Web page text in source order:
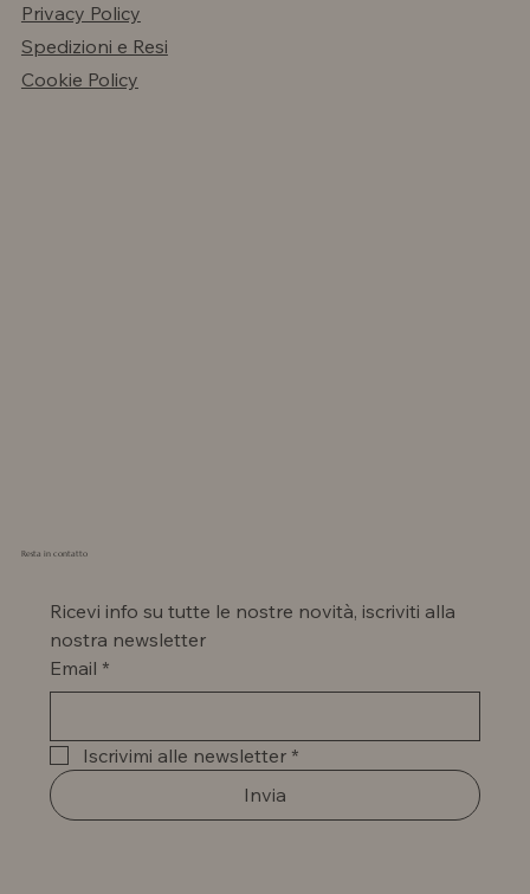
Privacy Policy
Spedizioni e Resi
Cookie Policy
Resta in contatto
Ricevi info su tutte le nostre novità, iscriviti alla
nostra newsletter
Email *
Iscrivimi alle newsletter *
Invia